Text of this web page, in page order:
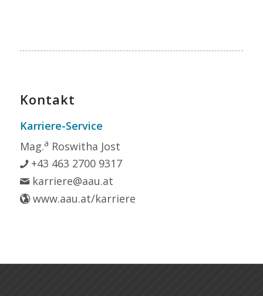
Kontakt
Karriere-Service
Mag.a Roswitha Jost
+43 463 2700 9317
karriere@aau.at
www.aau.at/karriere